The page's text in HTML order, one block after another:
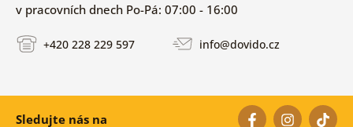
v pracovních dnech Po-Pá: 07:00 - 16:00
+420 228 229 597 info@dovido.cz
Sledujte nás na